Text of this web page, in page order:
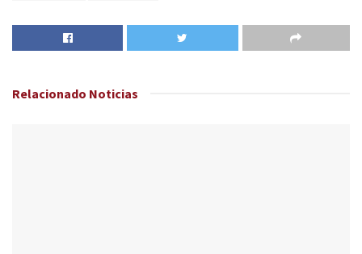
Relacionado Noticias